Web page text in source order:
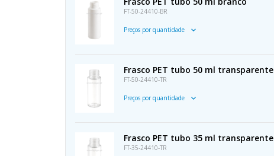
FT-50-24410-BR
Preços por quantidade
Frasco PET tubo 50 ml transparente
FT-50-24410-TR
Preços por quantidade
Frasco PET tubo 35 ml transparente
FT-35-24410-TR